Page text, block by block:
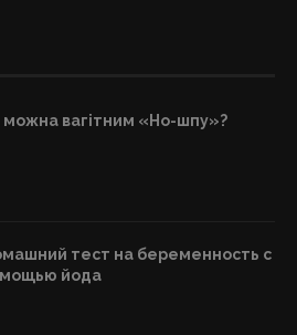
можна вагітним «Но-шпу»?
тест на беременность с
йода